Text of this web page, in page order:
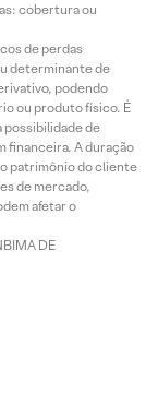
cobertura ou
de perdas
determinante de
podendo
ou produto físico. É
possibilidade de
financeira. A duração
patrimônio do cliente
de mercado,
afetar o
DE